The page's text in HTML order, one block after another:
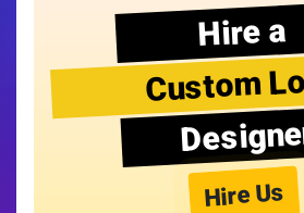
Hire a
Custom
Hire Us